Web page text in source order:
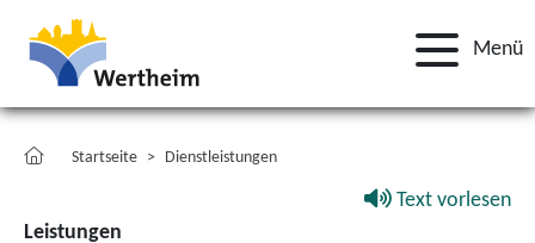
Menü
Startseite Dienstleistungen
Text vorlesen
Leistungen